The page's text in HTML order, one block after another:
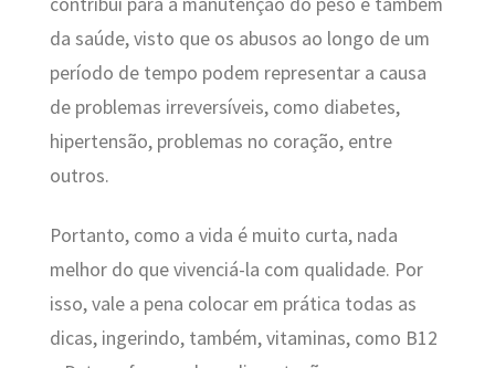
da saúde, visto que os abusos ao longo de um
período de tempo podem representar a causa
de problemas irreversíveis, como diabetes,
hipertensão, problemas no coração, entre
outros.
Portanto, como a vida é muito curta, nada
melhor do que vivenciá-la com qualidade. Por
isso, vale a pena colocar em prática todas as
dicas, ingerindo, também, vitaminas, como B12